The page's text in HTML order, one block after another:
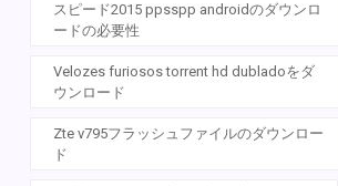
スピード2015 ppsspp androidのダウンロ
ードの必要性
Velozes furiosos torrent hd dubladoをダ
ウンロード
Zte v795フラッシュファイルのダウンロー
ド